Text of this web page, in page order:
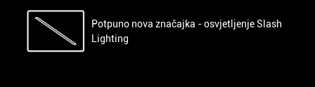
Potpuno nova značajka - osvjetljenje Slash
Lighting